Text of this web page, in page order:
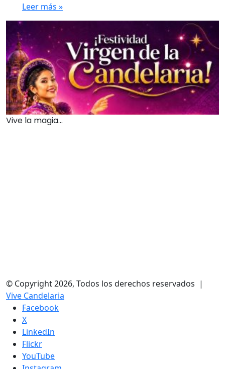
Leer más »
Vive la magia...
© Copyright 2026, Todos los derechos reservados |
Vive Candelaria
Facebook
X
LinkedIn
Flickr
YouTube